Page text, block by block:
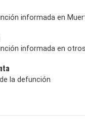
informada en
informada en
la defunción